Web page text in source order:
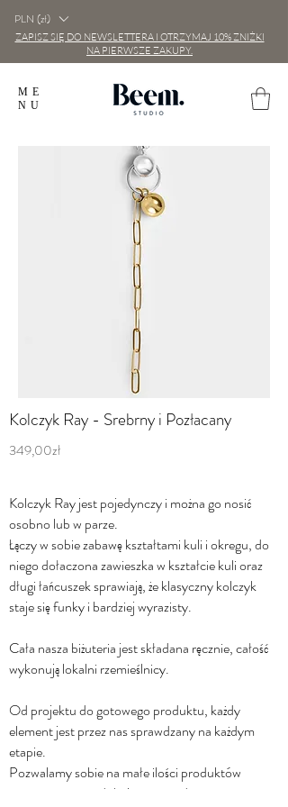
ME
NU
PLN (zł)
ZAPISZ SIĘ DO NEWSLETTERA I OTRZYMAJ 10% ZNIŻKI
NA PIERWSZE ZAKUPY.
Kolczyk Ray - Srebrny i Pozłacany
349,00zł
Kolczyk Ray jest pojedynczy i można go nosić
osobno lub w parze.
Łączy w sobie zabawę kształtami kuli i okregu, do
niego dołaczona zawieszka w kształcie kuli oraz
długi łańcuszek sprawiają, że klasyczny kolczyk
staje się funky i bardziej wyrazisty.
Cała nasza biżuteria jest składana ręcznie, całość
wykonują lokalni rzemieślnicy.
Od projektu do gotowego produktu, każdy
element jest przez nas sprawdzany na każdym
etapie.
Pozwalamy sobie na małe ilości produktów
ponieważ nie produkujemy w nadmiarze.